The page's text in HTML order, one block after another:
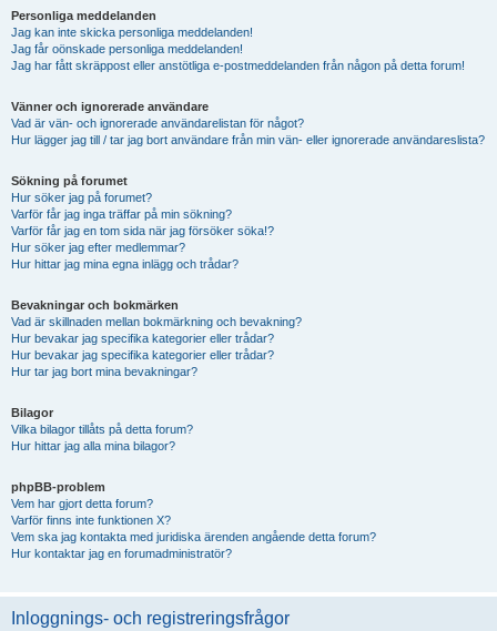
Personliga meddelanden
Jag kan inte skicka personliga meddelanden!
Jag får oönskade personliga meddelanden!
Jag har fått skräppost eller anstötliga e-postmeddelanden från någon på detta forum!
Vänner och ignorerade användare
Vad är vän- och ignorerade användarelistan för något?
Hur lägger jag till / tar jag bort användare från min vän- eller ignorerade användareslista?
Sökning på forumet
Hur söker jag på forumet?
Varför får jag inga träffar på min sökning?
Varför får jag en tom sida när jag försöker söka!?
Hur söker jag efter medlemmar?
Hur hittar jag mina egna inlägg och trådar?
Bevakningar och bokmärken
Vad är skillnaden mellan bokmärkning och bevakning?
Hur bevakar jag specifika kategorier eller trådar?
Hur bevakar jag specifika kategorier eller trådar?
Hur tar jag bort mina bevakningar?
Bilagor
Vilka bilagor tillåts på detta forum?
Hur hittar jag alla mina bilagor?
phpBB-problem
Vem har gjort detta forum?
Varför finns inte funktionen X?
Vem ska jag kontakta med juridiska ärenden angående detta forum?
Hur kontaktar jag en forumadministratör?
Inloggnings- och registreringsfrågor